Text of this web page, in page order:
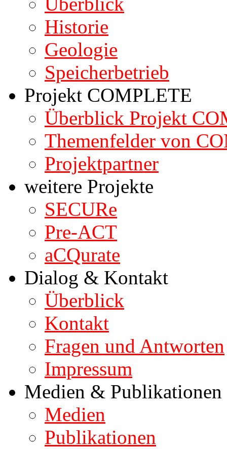
Historie
Geologie
Speicherbetrieb
Projekt COMPLETE
Überblick Projekt
Themenfelder von
Projektpartner
weitere Projekte
SECURe
Pre-ACT
aCQurate
Dialog & Kontakt
Überblick
Kontakt
Fragen und Antworten
Impressum
Medien & Publikationen
Medien
Publikationen